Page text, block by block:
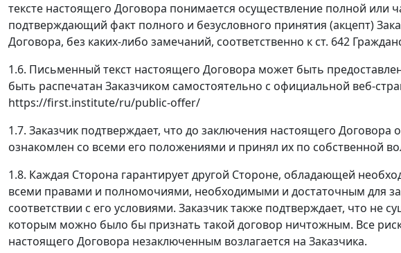
тексте настоящего Договора понимается осуществление полной или
подтверждающий факт полного и безусловного принятия (акцепт)
Договора, без каких-либо замечаний, соответственно к ст. 642
1.6. Письменный текст настоящего Договора может быть
быть распечатан Заказчиком самостоятельно с официальной веб-
https://first.institute/ru/public-offer/
1.7. Заказчик подтверждает, что до заключения настоящего
ознакомлен со всеми его положениями и принял их по собственной
1.8. Каждая Сторона гарантирует другой Стороне, обладающей
всеми правами и полномочиями, необходимыми и достаточным для
соответствии с его условиями. Заказчик также подтверждает, что не
которым можно было бы признать такой договор ничтожным. Все
настоящего Договора незаключенным возлагается на Заказчика.